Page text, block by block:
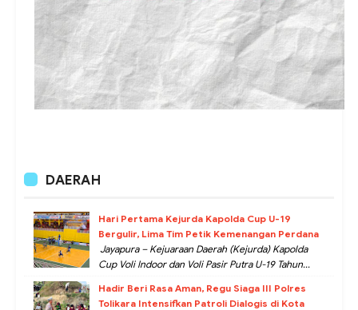
DAERAH
Hari Pertama Kejurda Kapolda Cup U-19
Bergulir, Lima Tim Petik Kemenangan Perdana
Jayapura – Kejuaraan Daerah (Kejurda) Kapolda
Cup Voli Indoor dan Voli Pasir Putra U-19 Tahun...
Hadir Beri Rasa Aman, Regu Siaga III Polres
Tolikara Intensifkan Patroli Dialogis di Kota